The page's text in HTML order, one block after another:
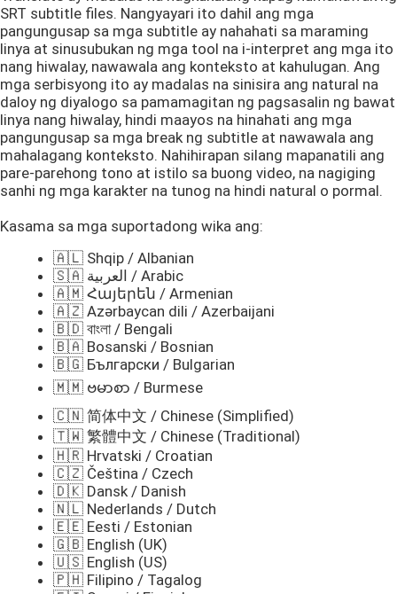
SRT subtitle files. Nangyayari ito dahil ang mga
pangungusap sa mga subtitle ay nahahati sa maraming
linya at sinusubukan ng mga tool na i-interpret ang mga ito
nang hiwalay, nawawala ang konteksto at kahulugan. Ang
mga serbisyong ito ay madalas na sinisira ang natural na
daloy ng diyalogo sa pamamagitan ng pagsasalin ng bawat
linya nang hiwalay, hindi maayos na hinahati ang mga
pangungusap sa mga break ng subtitle at nawawala ang
mahalagang konteksto. Nahihirapan silang mapanatili ang
pare-parehong tono at istilo sa buong video, na nagiging
sanhi ng mga karakter na tunog na hindi natural o pormal.
Kasama sa mga suportadong wika ang:
🇦🇱 Shqip / Albanian
🇸🇦 العربية / Arabic
🇦🇲 Հայերեն / Armenian
🇦🇿 Azərbaycan dili / Azerbaijani
🇧🇩 বাংলা / Bengali
🇧🇦 Bosanski / Bosnian
🇧🇬 Български / Bulgarian
🇲🇲 ဗမာစာ / Burmese
🇨🇳 简体中文 / Chinese (Simplified)
🇹🇼 繁體中文 / Chinese (Traditional)
🇭🇷 Hrvatski / Croatian
🇨🇿 Čeština / Czech
🇩🇰 Dansk / Danish
🇳🇱 Nederlands / Dutch
🇪🇪 Eesti / Estonian
🇬🇧 English (UK)
🇺🇸 English (US)
🇵🇭 Filipino / Tagalog